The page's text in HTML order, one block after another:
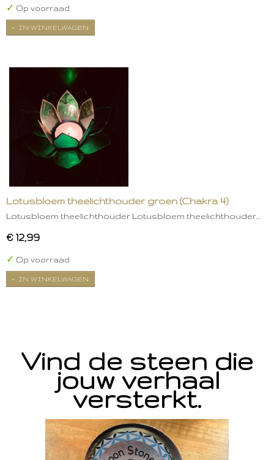
✓ Op voorraad
IN WINKELWAGEN
Lotusbloem theelichthouder groen (Chakra 4)
Lotusbloem theelichthouder Lotusbloem theelichthouder…
€ 12,99
✓ Op voorraad
IN WINKELWAGEN
Vind de steen die
jouw verhaal
versterkt.